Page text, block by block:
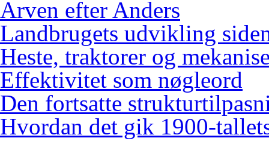
Arven efter Anders
Landbrugets udvikling
Heste, traktorer og
Effektivitet som nøgleord
Den fortsatte
Hvordan det gik 1900-